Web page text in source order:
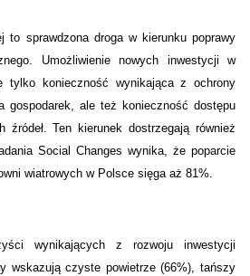
to sprawdzona droga w kierunku poprawy
Umożliwienie nowych inwestycji w
konieczność wynikająca z ochrony
gospodarek, ale też konieczność dostępu
źródeł. Ten kierunek dostrzegają również
Social Changes wynika, że poparcie
wiatrowych w Polsce sięga aż 81%.
wynikających z rozwoju inwestycji
wskazują czyste powietrze (66%), tańszy